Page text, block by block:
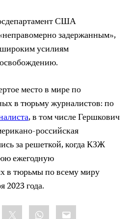
США
задержанным»,
усилиям
место в мире по
в тюрьму журналистов: по
, в том числе Гершкович
российская
за решеткой, когда КЗЖ
ежегодную
в тюрьмы по всему миру
2023 года.
WhatsApp
Email